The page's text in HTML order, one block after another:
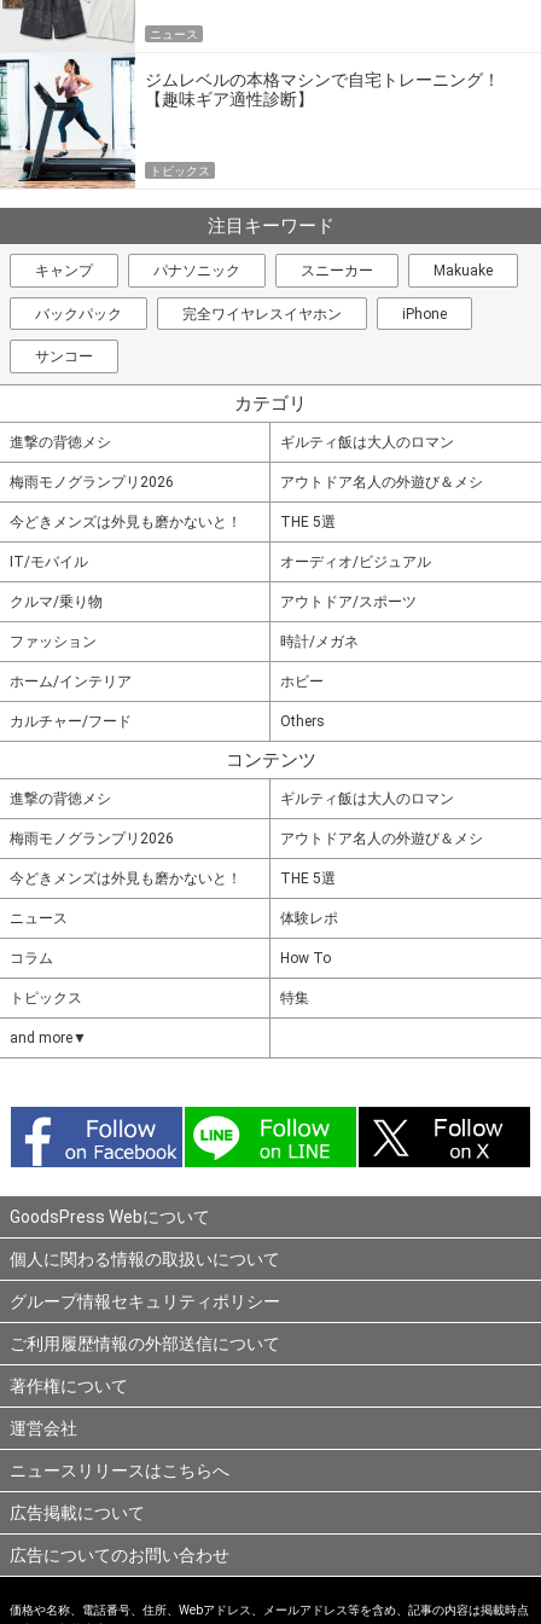
ニュース
ジムレベルの本格マシンで自宅トレーニング！
【趣味ギア適性診断】
トピックス
注目キーワード
キャンプ パナソニック スニーカー Makuake
バックパック 完全ワイヤレスイヤホン iPhone
サンコー
カテゴリ
進撃の背徳メシ ギルティ飯は大人のロマン
梅雨モノグランプリ2026 アウトドア名人の外遊び＆メシ
今どきメンズは外見も磨かないと！ THE 5選
IT/モバイル オーディオ/ビジュアル
クルマ/乗り物 アウトドア/スポーツ
ファッション 時計/メガネ
ホーム/インテリア ホビー
カルチャー/フード Others
コンテンツ
進撃の背徳メシ ギルティ飯は大人のロマン
梅雨モノグランプリ2026 アウトドア名人の外遊び＆メシ
今どきメンズは外見も磨かないと！ THE 5選
ニュース 体験レポ
コラム How To
トピックス 特集
and more▼
GoodsPress Webについて
個人に関わる情報の取扱いについて
グループ情報セキュリティポリシー
ご利用履歴情報の外部送信について
著作権について
運営会社
ニュースリリースはこちらへ
広告掲載について
広告についてのお問い合わせ
価格や名称、電話番号、住所、Webアドレス、メールアドレス等を含め、記事の内容は掲載時点